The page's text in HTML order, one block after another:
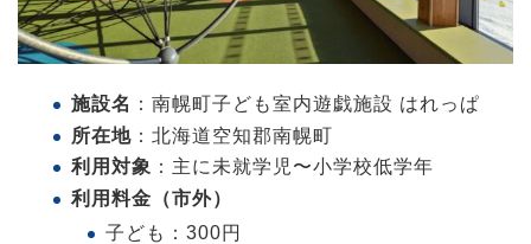
施設名 ：南幌町子ども室内遊戯施設 はれっぱ
所在地 ：北海道空知郡南幌町
利用対象 ：主に未就学児〜小学校低学年
利用料金（市外）
子ども：300円